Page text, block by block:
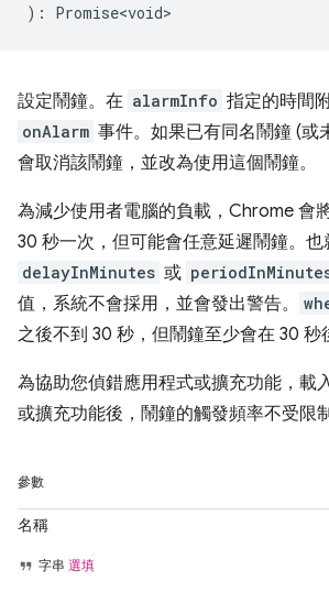
) : Promise<void>
設定鬧鐘。在 alarmInfo 指定的時間
onAlarm 事件。如果已有同名鬧鐘 (或
會取消該鬧鐘，並改為使用這個鬧鐘。
為減少使用者電腦的負載，Chrome 會
30 秒一次，但可能會任意延遲鬧鐘。
delayInMinutes 或
值，系統不會採用，並會發出警告。
之後不到 30 秒，但鬧鐘至少會在 30 秒
為協助您偵錯應用程式或擴充功能，載
或擴充功能後，鬧鐘的觸發頻率不受限制
參數
名稱
字串 選填